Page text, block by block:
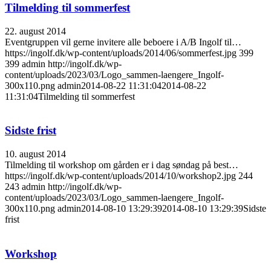
Tilmelding til sommerfest
22. august 2014
Eventgruppen vil gerne invitere alle beboere i A/B Ingolf til…
https://ingolf.dk/wp-content/uploads/2014/06/sommerfest.jpg 399
399 admin http://ingolf.dk/wp-
content/uploads/2023/03/Logo_sammen-laengere_Ingolf-
300x110.png admin2014-08-22 11:31:042014-08-22
11:31:04Tilmelding til sommerfest
Sidste frist
10. august 2014
Tilmelding til workshop om gården er i dag søndag på best…
https://ingolf.dk/wp-content/uploads/2014/10/workshop2.jpg 244
243 admin http://ingolf.dk/wp-
content/uploads/2023/03/Logo_sammen-laengere_Ingolf-
300x110.png admin2014-08-10 13:29:392014-08-10 13:29:39Sidste
frist
Workshop